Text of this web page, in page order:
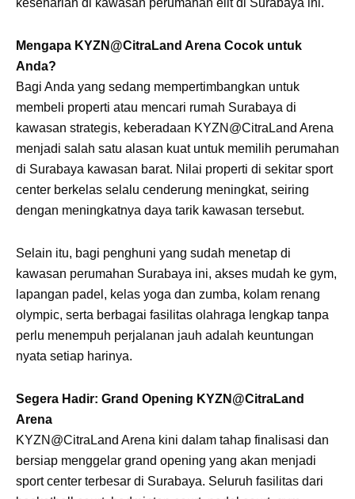
keseharian di kawasan perumahan elit di Surabaya ini.
Mengapa KYZN@CitraLand Arena Cocok untuk
Anda?
Bagi Anda yang sedang mempertimbangkan untuk
membeli properti atau mencari rumah Surabaya di
kawasan strategis, keberadaan KYZN@CitraLand Arena
menjadi salah satu alasan kuat untuk memilih perumahan
di Surabaya kawasan barat. Nilai properti di sekitar sport
center berkelas selalu cenderung meningkat, seiring
dengan meningkatnya daya tarik kawasan tersebut.
Selain itu, bagi penghuni yang sudah menetap di
kawasan perumahan Surabaya ini, akses mudah ke gym,
lapangan padel, kelas yoga dan zumba, kolam renang
olympic, serta berbagai fasilitas olahraga lengkap tanpa
perlu menempuh perjalanan jauh adalah keuntungan
nyata setiap harinya.
Segera Hadir: Grand Opening KYZN@CitraLand
Arena
KYZN@CitraLand Arena kini dalam tahap finalisasi dan
bersiap menggelar grand opening yang akan menjadi
sport center terbesar di Surabaya. Seluruh fasilitas dari